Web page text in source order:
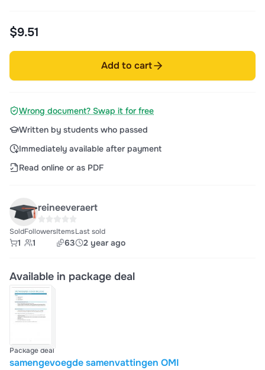
$9.51
Add to cart
Wrong document? Swap it for free
Written by students who passed
Immediately available after payment
Read online or as PDF
reineeveraert
Sold
1
Followers
1
Items
63
Last sold
2 year ago
Available in package deal
Package deal
samengevoegde samenvattingen OMI